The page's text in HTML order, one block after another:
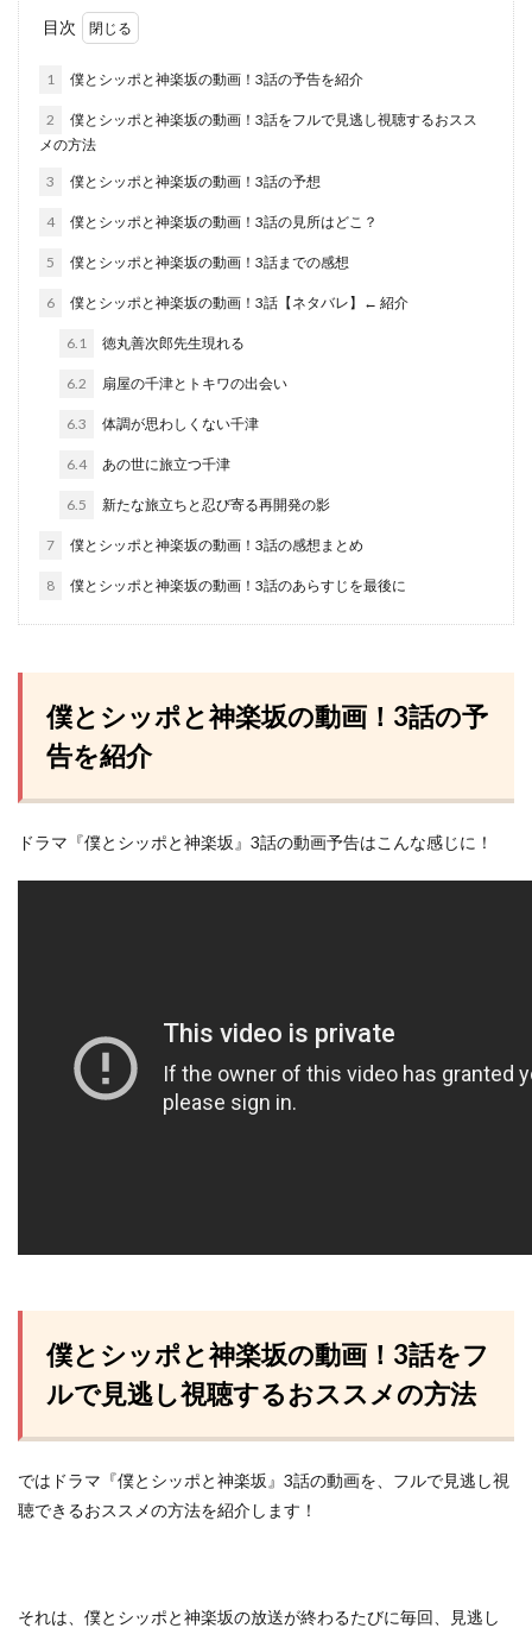
目次
1 僕とシッポと神楽坂の動画！3話の予告を紹介
2
僕とシッポと神楽坂の動画！3話をフルで見逃し視聴するおスス
メの方法
3 僕とシッポと神楽坂の動画！3話の予想
4 僕とシッポと神楽坂の動画！3話の見所はどこ？
5 僕とシッポと神楽坂の動画！3話までの感想
6 僕とシッポと神楽坂の動画！3話【ネタバレ】← 紹介
6.1 徳丸善次郎先生現れる
6.2 扇屋の千津とトキワの出会い
6.3 体調が思わしくない千津
6.4 あの世に旅立つ千津
6.5 新たな旅立ちと忍び寄る再開発の影
7 僕とシッポと神楽坂の動画！3話の感想まとめ
8 僕とシッポと神楽坂の動画！3話のあらすじを最後に
僕とシッポと神楽坂の動画！3話の予
告を紹介
ドラマ『僕とシッポと神楽坂』3話の動画予告はこんな感じに！
僕とシッポと神楽坂の動画！3話をフ
ルで見逃し視聴するおススメの方法
ではドラマ『僕とシッポと神楽坂』3話の動画を、フルで見逃し視
聴できるおススメの方法を紹介します！
それは、僕とシッポと神楽坂の放送が終わるたびに毎回、見逃し